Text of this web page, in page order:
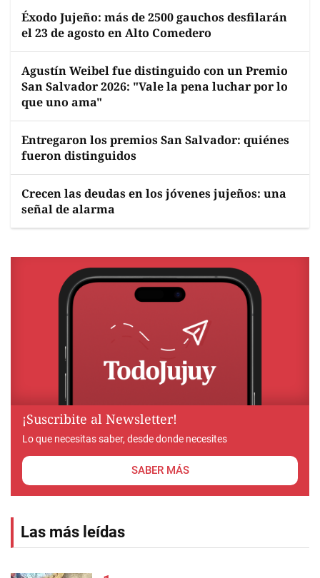
Éxodo Jujeño: más de 2500 gauchos desfilarán
el 23 de agosto en Alto Comedero
Agustín Weibel fue distinguido con un Premio
San Salvador 2026: "Vale la pena luchar por lo
que uno ama"
Entregaron los premios San Salvador: quiénes
fueron distinguidos
Crecen las deudas en los jóvenes jujeños: una
señal de alarma
¡Suscribite al Newsletter!
Lo que necesitas saber, desde donde necesites
SABER MÁS
Las más leídas